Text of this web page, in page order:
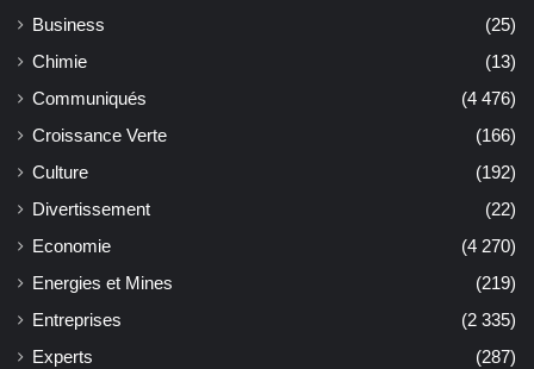
Business
(25)
Chimie
(13)
Communiqués
(4 476)
Croissance Verte
(166)
Culture
(192)
Divertissement
(22)
Economie
(4 270)
Energies et Mines
(219)
Entreprises
(2 335)
Experts
(287)